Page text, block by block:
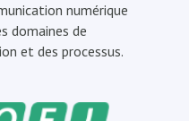
numérique
domaines de
et des processus.